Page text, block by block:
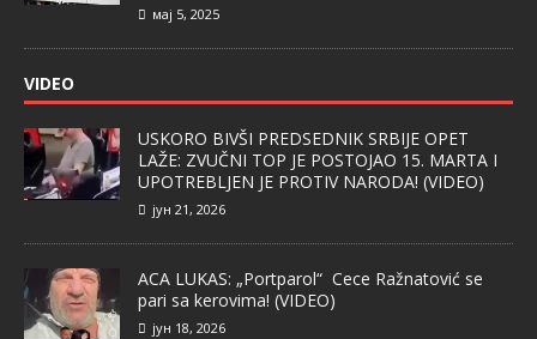
мај 5, 2025
VIDEO
USKORO BIVŠI PREDSEDNIK SRBIJE OPET
LAŽE: ZVUČNI TOP JE POSTOJAO 15. MARTA I
UPOTREBLJEN JE PROTIV NARODA! (VIDEO)
јун 21, 2026
ACA LUKAS: „Portparol“ Cece Ražnatović se
pari sa kerovima! (VIDEO)
јун 18, 2026